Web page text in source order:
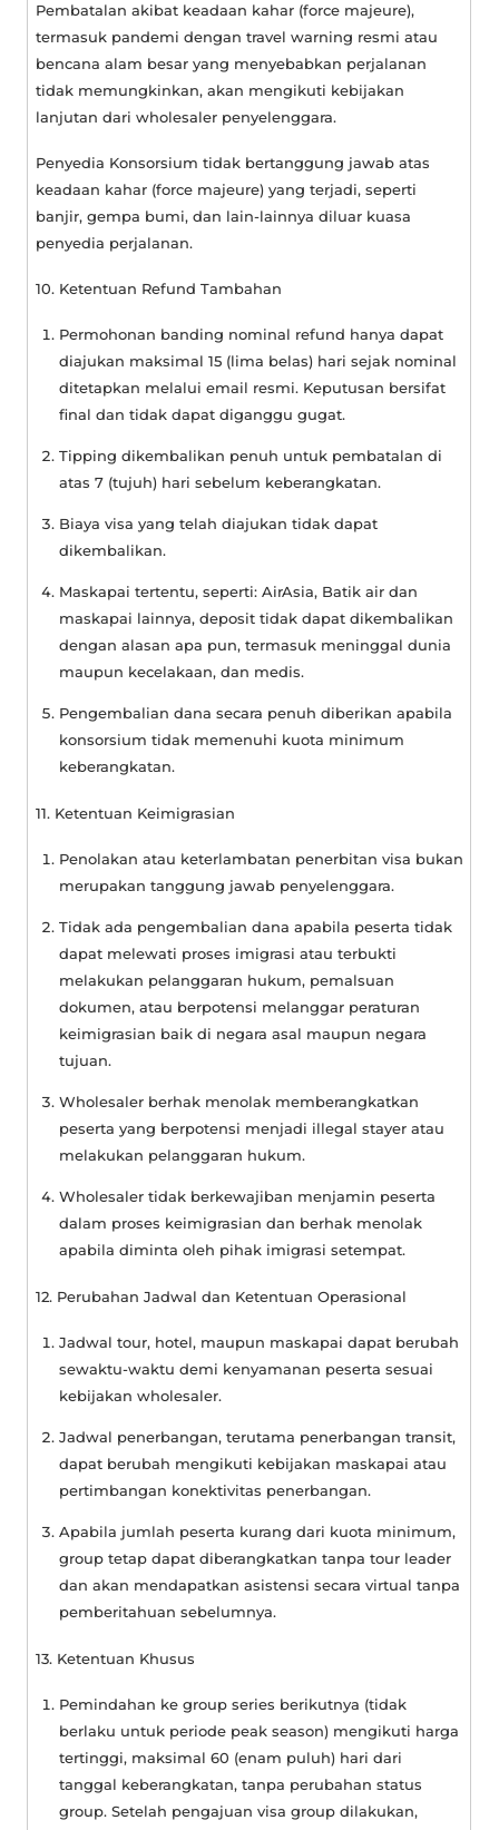
Pembatalan akibat keadaan kahar (force majeure),
termasuk pandemi dengan travel warning resmi atau
bencana alam besar yang menyebabkan perjalanan
tidak memungkinkan, akan mengikuti kebijakan
lanjutan dari wholesaler penyelenggara.
Penyedia Konsorsium tidak bertanggung jawab atas
keadaan kahar (force majeure) yang terjadi, seperti
banjir, gempa bumi, dan lain-lainnya diluar kuasa
penyedia perjalanan.
10. Ketentuan Refund Tambahan
Permohonan banding nominal refund hanya dapat
diajukan maksimal 15 (lima belas) hari sejak nominal
ditetapkan melalui email resmi. Keputusan bersifat
final dan tidak dapat diganggu gugat.
Tipping dikembalikan penuh untuk pembatalan di
atas 7 (tujuh) hari sebelum keberangkatan.
Biaya visa yang telah diajukan tidak dapat
dikembalikan.
Maskapai tertentu, seperti: AirAsia, Batik air dan
maskapai lainnya, deposit tidak dapat dikembalikan
dengan alasan apa pun, termasuk meninggal dunia
maupun kecelakaan, dan medis.
Pengembalian dana secara penuh diberikan apabila
konsorsium tidak memenuhi kuota minimum
keberangkatan.
11. Ketentuan Keimigrasian
Penolakan atau keterlambatan penerbitan visa bukan
merupakan tanggung jawab penyelenggara.
Tidak ada pengembalian dana apabila peserta tidak
dapat melewati proses imigrasi atau terbukti
melakukan pelanggaran hukum, pemalsuan
dokumen, atau berpotensi melanggar peraturan
keimigrasian baik di negara asal maupun negara
tujuan.
Wholesaler berhak menolak memberangkatkan
peserta yang berpotensi menjadi illegal stayer atau
melakukan pelanggaran hukum.
Wholesaler tidak berkewajiban menjamin peserta
dalam proses keimigrasian dan berhak menolak
apabila diminta oleh pihak imigrasi setempat.
12. Perubahan Jadwal dan Ketentuan Operasional
Jadwal tour, hotel, maupun maskapai dapat berubah
sewaktu-waktu demi kenyamanan peserta sesuai
kebijakan wholesaler.
Jadwal penerbangan, terutama penerbangan transit,
dapat berubah mengikuti kebijakan maskapai atau
pertimbangan konektivitas penerbangan.
Apabila jumlah peserta kurang dari kuota minimum,
group tetap dapat diberangkatkan tanpa tour leader
dan akan mendapatkan asistensi secara virtual tanpa
pemberitahuan sebelumnya.
13. Ketentuan Khusus
Pemindahan ke group series berikutnya (tidak
berlaku untuk periode peak season) mengikuti harga
tertinggi, maksimal 60 (enam puluh) hari dari
tanggal keberangkatan, tanpa perubahan status
group. Setelah pengajuan visa group dilakukan,